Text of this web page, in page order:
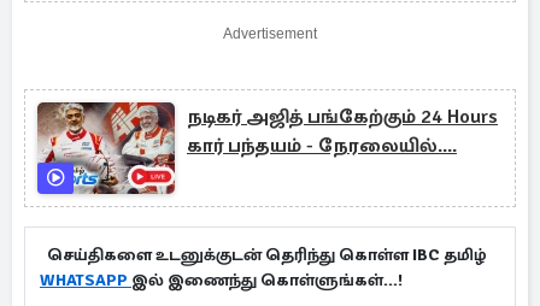
Advertisement
நடிகர் அஜித் பங்கேற்கும் 24 Hours
கார் பந்தயம் - நேரலையில்....
செய்திகளை உடனுக்குடன் தெரிந்து கொள்ள IBC தமிழ்
WHATSAPP இல் இணைந்து கொள்ளுங்கள்...!